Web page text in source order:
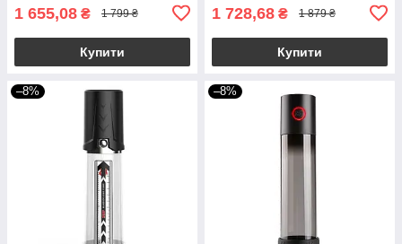
1 655,08 ₴ 1 799 ₴
Купити
1 728,68 ₴ 1 879 ₴
Купити
–8% –8%